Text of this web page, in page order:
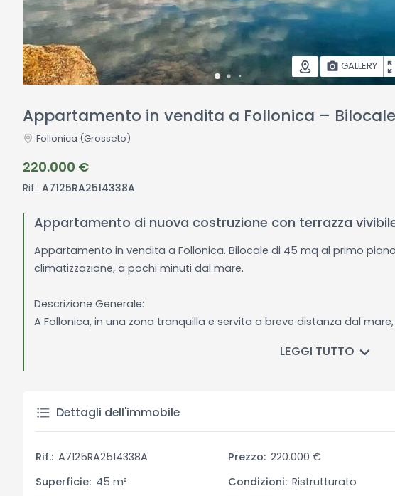
GALLERY
Appartamento in vendita a Follonica –
Follonica (Grosseto)
220.000 €
Rif.: A7125RA2514338A
Appartamento di nuova costruzione con terrazza
Appartamento in vendita a Follonica. Bilocale di 45 mq al primo
climatizzazione, a pochi minuti dal mare.
Descrizione Generale:
A Follonica, in una zona tranquilla e servita a breve distanza dal
L’appartamento, ristrutturato con materiali moderni e di qualità,
Descrizione Interni:
L’abitazione si compone di una zona giorno con angolo cottura a
Completano la zona notte una camera matrimoniale con terrazzo
piccolo studio, utilizzabile come zona lavoro o guardaroba.
LEGGI TUTTO
Dettagli dell'immobile
Rif.: A7125RA2514338A Prezzo: 220.000 €
Superficie: 45 m² Condizioni: Ristrutturato